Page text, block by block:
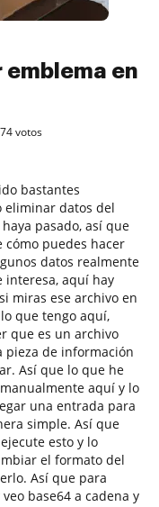
emblema en
74votos
bastantes
eliminar datos del
pasado, así que
puedes hacer
datos realmente
interesa, aquí hay
miras ese archivo en
que tengo aquí,
que es un archivo
pieza de información
Así que lo que he
aquí y lo
una entrada para
simple. Así que
esto y lo
el formato del
Así que para
base64 a cadena y